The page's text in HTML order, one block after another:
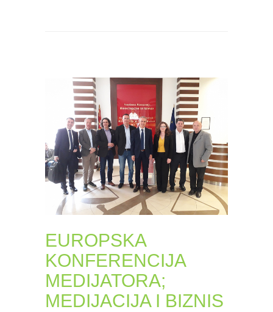
EUROPSKA
KONFERENCIJA
MEDIJATORA;
MEDIJACIJA I BIZNIS